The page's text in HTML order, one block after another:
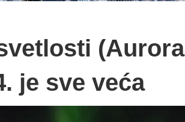
(Aurora
je sve veća